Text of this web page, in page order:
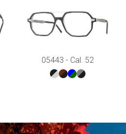
05443 - Cal. 52